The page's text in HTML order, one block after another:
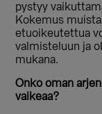
pystyy
Kokemus
etuoikeutettua
valmisteluun ja
mukana.
Onko oman
vaikeaa?